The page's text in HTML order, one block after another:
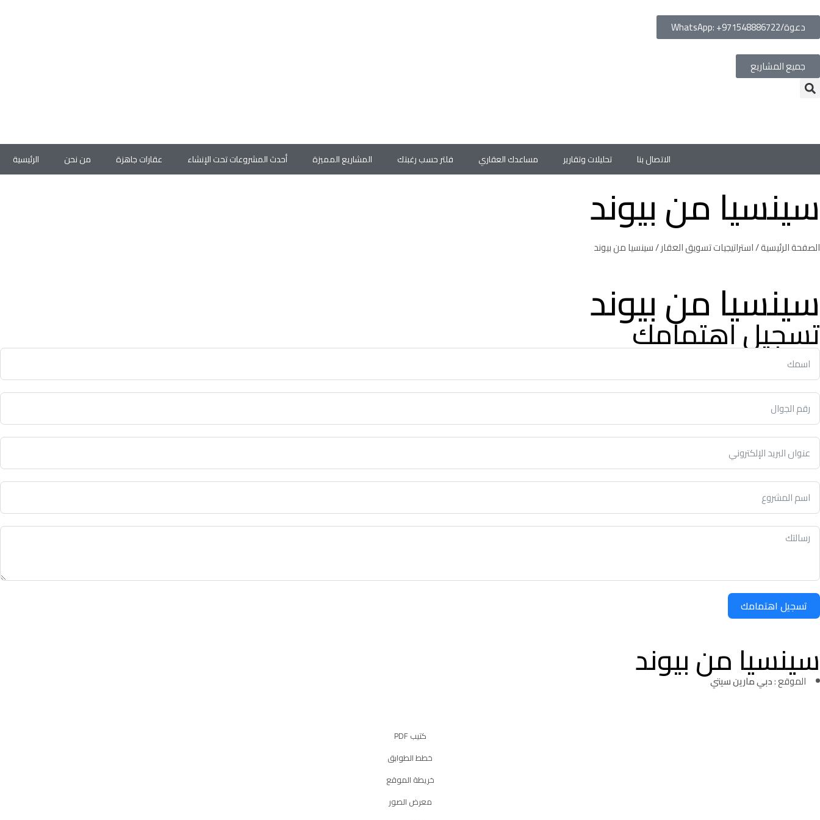
دعوة/WhatsApp: +971548886722
جميع المشاريع
الرئيسية من نحن عقارات جاهزة أحدث المشروعات تحت الإنشاء المشاريع المميزة فلتر حسب رغبتك مساعدك العقاري تحليلات وتقارير الاتصال بنا
سينسيا من بيوند
الصفحة الرئيسية/استراتيجيات تسويق العقار/ سينسيا من بيوند
سينسيا من بيوند
تسجيل اهتمامك
تسجيل اهتمامك
سينسيا من بيوند
الموقع :دبي مارين سيتي
كتيب PDF
خطط الطوابق
خريطة الموقع
معرض الصور